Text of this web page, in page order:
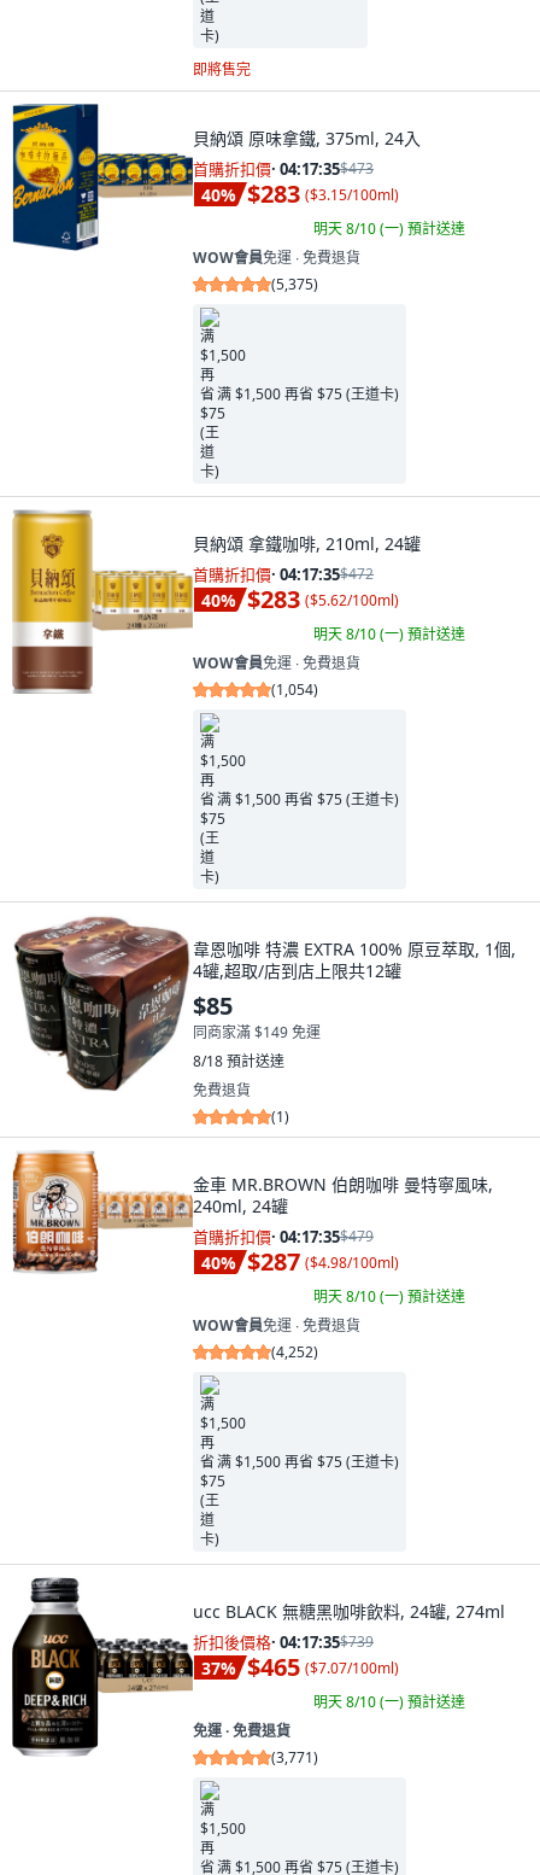
即將售完
貝納頌 原味拿鐵, 375ml, 24入
首購折扣價· 04:17:34$473
40% $283 ($3.15/100ml)
明天 8/10 (一)預計送達
WOW會員免運 ∙ 免費退貨
(5,375)
满 $1,500 再省 $75 (王道卡)
貝納頌 拿鐵咖啡, 210ml, 24罐
首購折扣價· 04:17:34$472
40% $283 ($5.62/100ml)
明天 8/10 (一)預計送達
WOW會員免運 ∙ 免費退貨
(1,054)
满 $1,500 再省 $75 (王道卡)
韋恩咖啡 特濃 EXTRA 100% 原豆萃取, 1個,
4罐,超取/店到店上限共12罐
$85
同商家滿 $149 免運
8/18預計送達
免費退貨
(1)
金車 MR.BROWN 伯朗咖啡 曼特寧風味,
240ml, 24罐
首購折扣價· 04:17:34$479
40% $287 ($4.98/100ml)
明天 8/10 (一)預計送達
WOW會員免運 ∙ 免費退貨
(4,252)
满 $1,500 再省 $75 (王道卡)
ucc BLACK 無糖黑咖啡飲料, 24罐, 274ml
折扣後價格· 04:17:34$739
37% $465 ($7.07/100ml)
明天 8/10 (一)預計送達
免運 ∙ 免費退貨
(3,771)
满 $1,500 再省 $75 (王道卡)